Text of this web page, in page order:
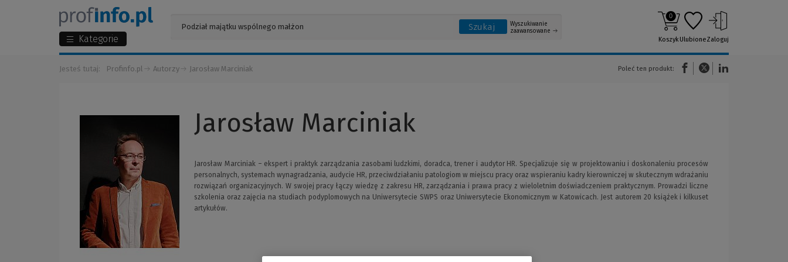
Kategorie
Szukaj
Wyszukiwanie
zaawansowane
0
KoszykUlubioneZaloguj
Jesteś tutaj: Profinfo.pl Autorzy Jarosław Marciniak Poleć ten produkt:
(Nowe okno)(Link do innej strony)
Jarosław Marciniak
Jarosław Marciniak – ekspert i praktyk zarządzania zasobami ludzkimi, doradca, trener i audytor HR. Specjalizuje się w projektowaniu i doskonaleniu procesów
personalnych, systemach wynagradzania, audycie HR, przeciwdziałaniu patologiom w miejscu pracy oraz wspieraniu kadry kierowniczej w skutecznym wdrażaniu
rozwiązań organizacyjnych. W swojej pracy łączy wiedzę z zakresu HR, zarządzania i prawa pracy z wieloletnim doświadczeniem praktycznym. Prowadzi liczne
szkolenia oraz zajęcia na studiach podyplomowych na Uniwersytecie SWPS oraz Uniwersytecie Ekonomicznym w Katowicach. Jest autorem 20 książek i kilkuset
artykułów.